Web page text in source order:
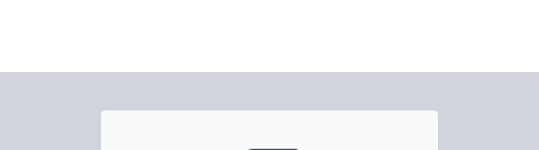
Magyarország és Csungking tágabb térsége között.